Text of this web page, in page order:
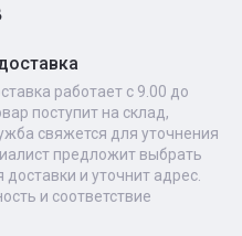
работает с 9.00 до
поступит на склад,
свяжется для уточнения
предложит выбрать
и уточнит адрес.
и соответствие